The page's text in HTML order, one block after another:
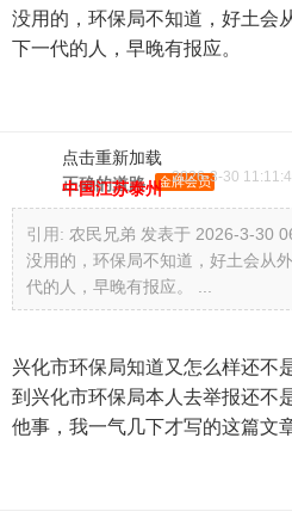
没用的，环保局不知道，好土会
下一代的人，早晚有报应。
点击重新加载
正确的道路 金牌会员
2026-3-30
中国江苏泰州
引用: 农民兄弟 发表于 2026-3-30
没用的，环保局不知道，好土会从
代的人，早晚有报应。 ...
兴化市环保局知道又怎么样还不
到兴化市环保局本人去举报还不
他事，我一气几下才写的这篇文